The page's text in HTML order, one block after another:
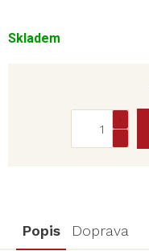
Skladem
Popis Doprava